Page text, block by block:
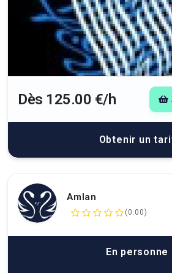
Dès 125.00 €/h
Obtenir un
Amlan
(0.00)
En personne